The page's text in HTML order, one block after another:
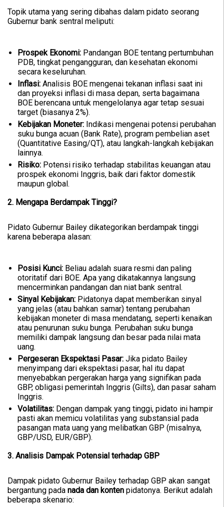
Topik utama yang sering dibahas dalam pidato seorang
Gubernur bank sentral meliputi:
Prospek Ekonomi: Pandangan BOE tentang pertumbuhan
PDB, tingkat pengangguran, dan kesehatan ekonomi
secara keseluruhan.
Inflasi: Analisis BOE mengenai tekanan inflasi saat ini
dan proyeksi inflasi di masa depan, serta bagaimana
BOE berencana untuk mengelolanya agar tetap sesuai
target (biasanya 2%).
Kebijakan Moneter: Indikasi mengenai potensi perubahan
suku bunga acuan (Bank Rate), program pembelian aset
(Quantitative Easing/QT), atau langkah-langkah kebijakan
lainnya.
Risiko: Potensi risiko terhadap stabilitas keuangan atau
prospek ekonomi Inggris, baik dari faktor domestik
maupun global.
2. Mengapa Berdampak Tinggi?
Pidato Gubernur Bailey dikategorikan berdampak tinggi
karena beberapa alasan:
Posisi Kunci: Beliau adalah suara resmi dan paling
otoritatif dari BOE. Apa yang dikatakannya langsung
mencerminkan pandangan dan niat bank sentral.
Sinyal Kebijakan: Pidatonya dapat memberikan sinyal
yang jelas (atau bahkan samar) tentang perubahan
kebijakan moneter di masa mendatang, seperti kenaikan
atau penurunan suku bunga. Perubahan suku bunga
memiliki dampak langsung dan besar pada nilai mata
uang.
Pergeseran Ekspektasi Pasar: Jika pidato Bailey
menyimpang dari ekspektasi pasar, hal itu dapat
menyebabkan pergerakan harga yang signifikan pada
GBP, obligasi pemerintah Inggris (Gilts), dan pasar saham
Inggris.
Volatilitas: Dengan dampak yang tinggi, pidato ini hampir
pasti akan memicu volatilitas yang substansial pada
pasangan mata uang yang melibatkan GBP (misalnya,
GBP/USD, EUR/GBP).
3. Analisis Dampak Potensial terhadap GBP
Dampak pidato Gubernur Bailey terhadap GBP akan sangat
bergantung pada nada dan konten pidatonya. Berikut adalah
beberapa skenario: